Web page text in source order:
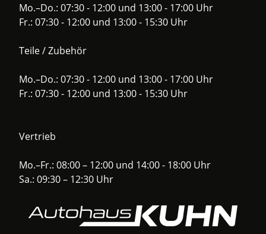
Mo.–Do.: 07:30 - 12:00 und 13:00 - 17:00 Uhr
Fr.: 07:30 - 12:00 und 13:00 - 15:30 Uhr
Teile / Zubehör
Mo.–Do.: 07:30 - 12:00 und 13:00 - 17:00 Uhr
Fr.: 07:30 - 12:00 und 13:00 - 15:30 Uhr
Vertrieb
Mo.–Fr.: 08:00 – 12:00 und 14:00 - 18:00 Uhr
Sa.: 09:30 – 12:30 Uhr